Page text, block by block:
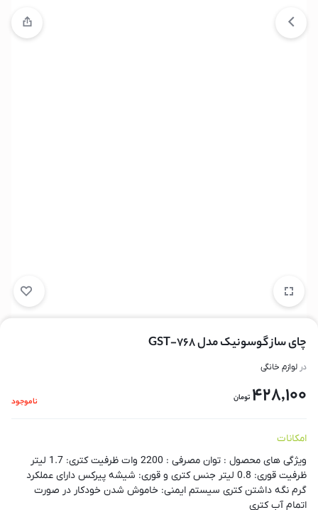
چای ساز گوسونیک مدل GST-768
در لوازم خانگی
428,100 تومان ناموجود
امکانات
ویژگی های محصول : توان مصرفی : 2200 وات ظرفیت کتری: 1.7 لیتر
ظرفیت قوری: 0.8 لیتر جنس کتری و قوری: شیشه پیرکس دارای عملکرد
گرم نگه داشتن کتری سیستم ایمنی: خاموش‌ شدن خودکار در صورت
اتمام آب کتری